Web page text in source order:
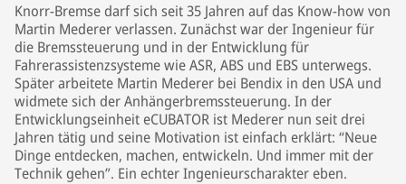
Knorr-Bremse darf sich seit 35 Jahren auf das Know-how von
Martin Mederer verlassen. Zunächst war der Ingenieur für
die Bremssteuerung und in der Entwicklung für
Fahrerassistenzsysteme wie ASR, ABS und EBS unterwegs.
Später arbeitete Martin Mederer bei Bendix in den USA und
widmete sich der Anhängerbremssteuerung. In der
Entwicklungseinheit eCUBATOR ist Mederer nun seit drei
Jahren tätig und seine Motivation ist einfach erklärt: “Neue
Dinge entdecken, machen, entwickeln. Und immer mit der
Technik gehen”. Ein echter Ingenieurscharakter eben.